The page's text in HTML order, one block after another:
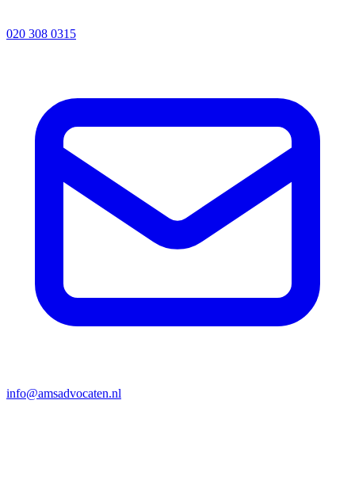
020 308 0315
info@amsadvocaten.nl